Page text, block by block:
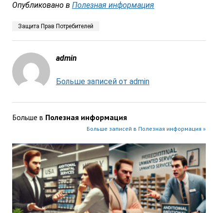
Опубликовано в Полезная информация
Защита Прав Потребителей
admin
Больше записей от admin
Больше в Полезная информация
Больше записей в Полезная информация »